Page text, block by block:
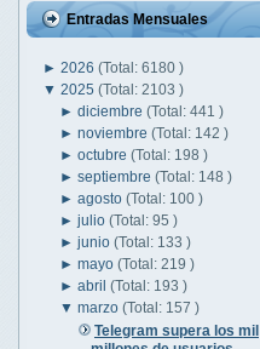
Entradas Mensuales
► 2026 (Total: 6180 )
▼ 2025 (Total: 2103 )
►diciembre(Total: 441 )
►noviembre(Total: 142 )
►octubre(Total: 198 )
►septiembre(Total: 148 )
►agosto(Total: 100 )
►julio(Total: 95 )
►junio(Total: 133 )
►mayo(Total: 219 )
►abril(Total: 193 )
▼marzo(Total: 157 )
Telegram supera los mil